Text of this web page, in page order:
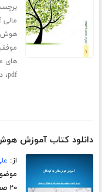
مالی pdf
هوش
های
pdf،
دانلود کتاب آموزش
از:
۲۰ صفحه